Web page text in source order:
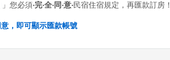
」您必須‧完‧全‧同‧意‧民宿住宿規定，再匯款訂房！
，即可顯示匯款帳號